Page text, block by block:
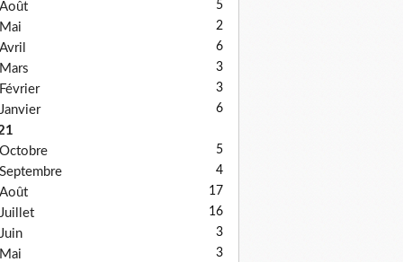
Août 5
Mai 2
Avril 6
Mars 3
Février 3
Janvier 6
Octobre
5
Septembre 4
Août 17
Juillet 16
Juin 3
Mai 3